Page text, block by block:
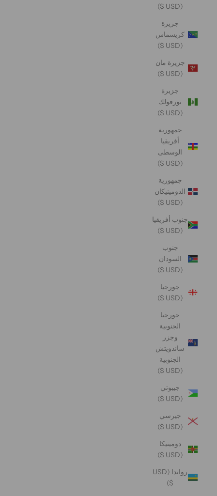
(USD $)
جزيرة
كريسماس
(USD $)
جزيرة مان
(USD $)
جزيرة
نورفولك
(USD $)
جمهورية
أفريقيا
الوسطى
(USD $)
جمهورية
الدومينيكان
(USD $)
جنوب أفريقيا
(USD $)
جنوب
السودان
(USD $)
جورجيا
(USD $)
جورجيا
الجنوبية
وجزر
ساندويتش
الجنوبية
(USD $)
جيبوتي
(USD $)
جيرسي
(USD $)
دومينيكا
(USD $)
رواندا (USD
$)